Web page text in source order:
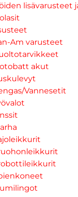
lisävarusteet
Am varusteet
akut
Vannesetit